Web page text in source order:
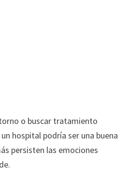
o buscar tratamiento
hospital podría ser una buena
persisten las emociones